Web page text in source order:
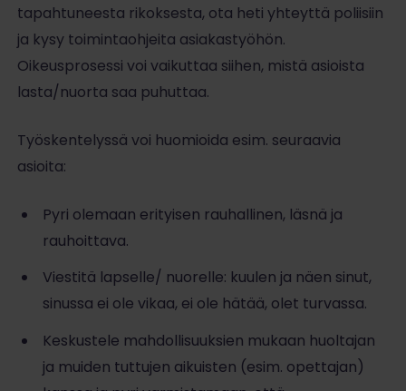
tapahtuneesta rikoksesta, ota heti yhteyttä poliisiin
ja kysy toimintaohjeita asiakastyöhön.
Oikeusprosessi voi vaikuttaa siihen, mistä asioista
lasta/nuorta saa puhuttaa.
Työskentelyssä voi huomioida esim. seuraavia
asioita:
Pyri olemaan erityisen rauhallinen, läsnä ja
rauhoittava.
Viestitä lapselle/ nuorelle: kuulen ja näen sinut,
sinussa ei ole vikaa, ei ole hätää, olet turvassa.
Keskustele mahdollisuuksien mukaan huoltajan
ja muiden tuttujen aikuisten (esim. opettajan)